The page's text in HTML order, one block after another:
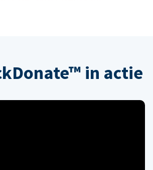
in actie